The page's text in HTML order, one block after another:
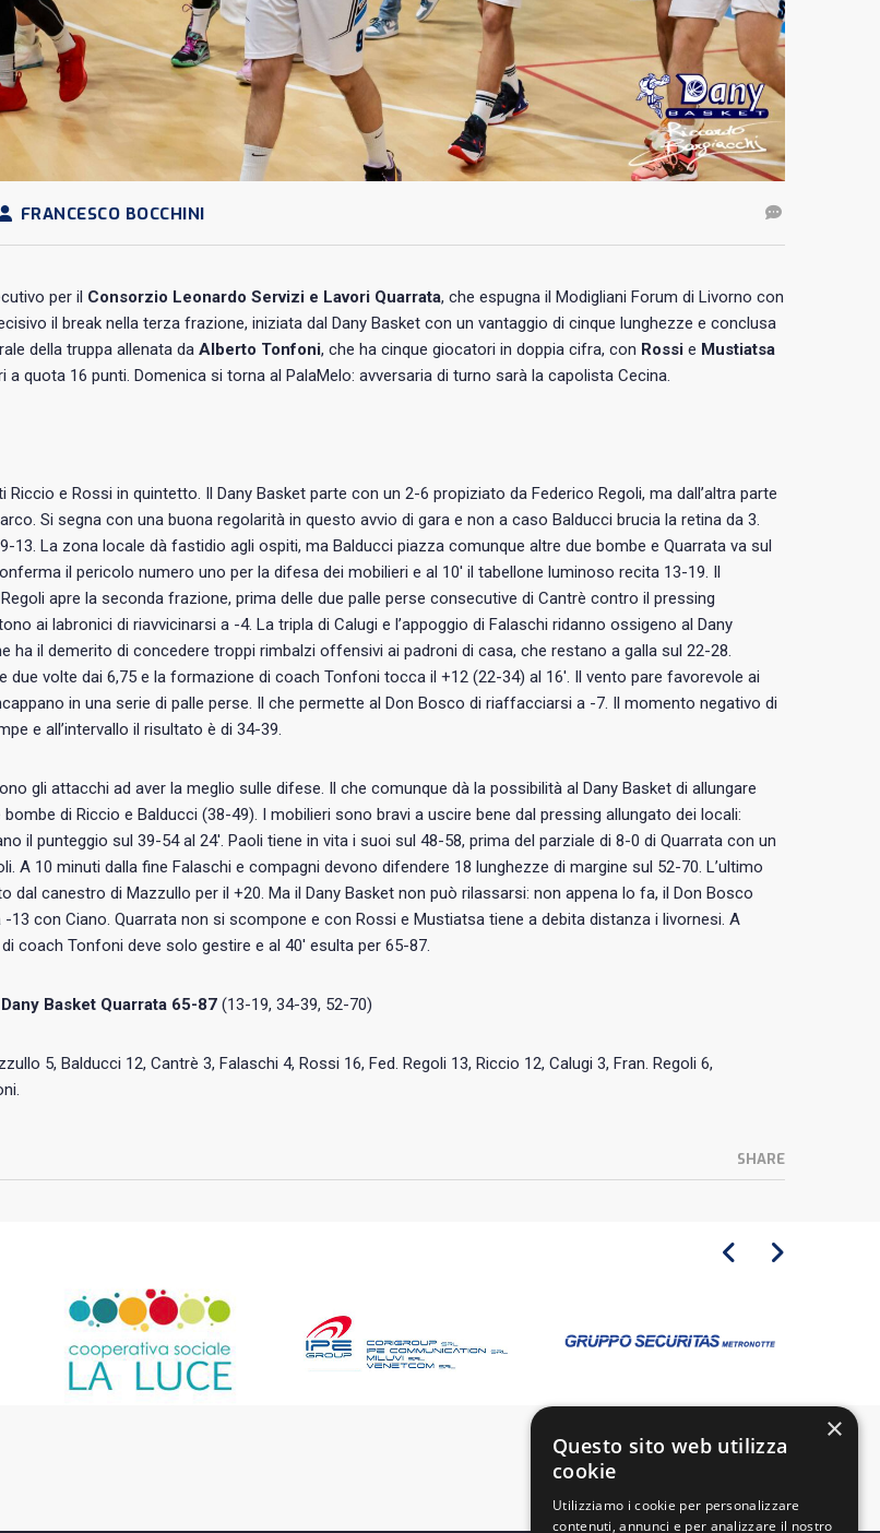
FRANCESCO BOCCHINI
per il Consorzio Leonardo Servizi e Lavori Quarrata, che espugna il Modigliani Forum di Livorno con
il break nella terza frazione, iniziata dal Dany Basket con un vantaggio di cinque lunghezze e conclusa
della truppa allenata da Alberto Tonfoni, che ha cinque giocatori in doppia cifra, con Rossi e Mustiatsa
quota 16 punti. Domenica si torna al PalaMelo: avversaria di turno sarà la capolista Cecina.
e Rossi in quintetto. Il Dany Basket parte con un 2-6 propiziato da Federico Regoli, ma dall’altra parte
Si segna con una buona regolarità in questo avvio di gara e non a caso Balducci brucia la retina da 3.
13. La zona locale dà fastidio agli ospiti, ma Balducci piazza comunque altre due bombe e Quarrata va sul
il pericolo numero uno per la difesa dei mobilieri e al 10′ il tabellone luminoso recita 13-19. Il
apre la seconda frazione, prima delle due palle perse consecutive di Cantrè contro il pressing
ai labronici di riavvicinarsi a -4. La tripla di Calugi e l’appoggio di Falaschi ridanno ossigeno al Dany
ha il demerito di concedere troppi rimbalzi offensivi ai padroni di casa, che restano a galla sul 22-28.
due volte dai 6,75 e la formazione di coach Tonfoni tocca il +12 (22-34) al 16′. Il vento pare favorevole ai
in una serie di palle perse. Il che permette al Don Bosco di riaffacciarsi a -7. Il momento negativo di
e all’intervallo il risultato è di 34-39.
gli attacchi ad aver la meglio sulle difese. Il che comunque dà la possibilità al Dany Basket di allungare
di Riccio e Balducci (38-49). I mobilieri sono bravi a uscire bene dal pressing allungato dei locali:
il punteggio sul 39-54 al 24′. Paoli tiene in vita i suoi sul 48-58, prima del parziale di 8-0 di Quarrata con un
A 10 minuti dalla fine Falaschi e compagni devono difendere 18 lunghezze di margine sul 52-70. L’ultimo
dal canestro di Mazzullo per il +20. Ma il Dany Basket non può rilassarsi: non appena lo fa, il Don Bosco
13 con Ciano. Quarrata non si scompone e con Rossi e Mustiatsa tiene a debita distanza i livornesi. A
coach Tonfoni deve solo gestire e al 40′ esulta per 65-87.
Basket Quarrata 65-87 (13-19, 34-39, 52-70)
5, Balducci 12, Cantrè 3, Falaschi 4, Rossi 16, Fed. Regoli 13, Riccio 12, Calugi 3, Fran. Regoli 6,
SHARE
×
Questo sito web utilizza
cookie
Utilizziamo i cookie per personalizzare
contenuti, annunci e per analizzare il nostro